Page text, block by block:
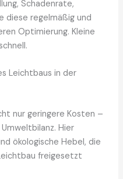
Schadenrate,
diese regelmäßig und
Optimierung. Kleine
Leichtbaus in der
nur geringere Kosten –
Hier
ökologische Hebel, die
freigesetzt